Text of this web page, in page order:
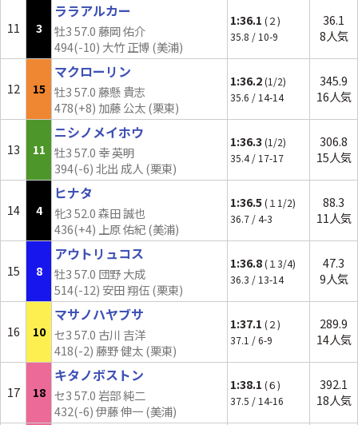
11 3
ララアルカー
牡3 57.0 藤岡 佑介
494(-10) 大竹 正博 (美浦)
1:36.1 (２)
35.8 / 10-9
36.1
8人気
12 15
マクローリン
牡3 57.0 藤懸 貴志
478(+8) 加藤 公太 (栗東)
1:36.2(1/2)
35.6 / 14-14
345.9
16人気
13 11
ニシノメイホウ
牡3 57.0 幸 英明
394(-6) 北出 成人 (栗東)
1:36.3(1/2)
35.4 / 17-17
306.8
15人気
14 4
ヒナタ
牝3 52.0 森田 誠也
436(+4) 上原 佑紀 (美浦)
1:36.5(１1/2)
36.7 / 4-3
88.3
11人気
15 8
アウトリュコス
牡3 57.0 団野 大成
514(-12) 安田 翔伍 (栗東)
1:36.8(１3/4)
36.3 / 13-14
47.3
9人気
16 10
マサノハヤブサ
セ3 57.0 古川 吉洋
418(-2) 藤野 健太 (栗東)
1:37.1 (２)
37.1 / 6-9
289.9
14人気
17 18
キタノボストン
セ3 57.0 岩部 純二
432(-6) 伊藤 伸一 (美浦)
1:38.1 (６)
37.5 / 14-16
392.1
18人気